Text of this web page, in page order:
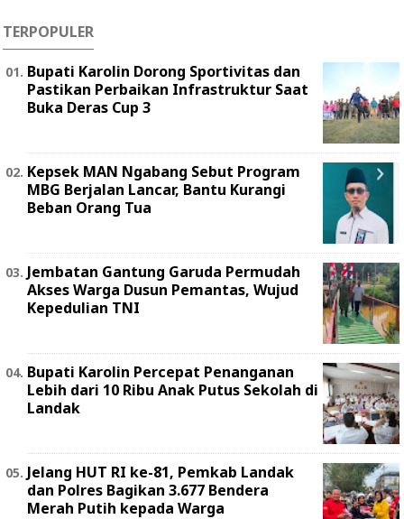
TERPOPULER
Bupati Karolin Dorong Sportivitas dan
Pastikan Perbaikan Infrastruktur Saat
Buka Deras Cup 3
Kepsek MAN Ngabang Sebut Program
MBG Berjalan Lancar, Bantu Kurangi
Beban Orang Tua
Jembatan Gantung Garuda Permudah
Akses Warga Dusun Pemantas, Wujud
Kepedulian TNI
Bupati Karolin Percepat Penanganan
Lebih dari 10 Ribu Anak Putus Sekolah di
Landak
Jelang HUT RI ke-81, Pemkab Landak
dan Polres Bagikan 3.677 Bendera
Merah Putih kepada Warga